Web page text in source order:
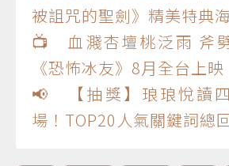
被詛咒的聖劍》精美特典
📺 血濺杏壇桃泛雨 斧
《恐怖冰友》8月全台上映
📢 【抽獎】琅琅悅讀
場！TOP20人氣關鍵詞總